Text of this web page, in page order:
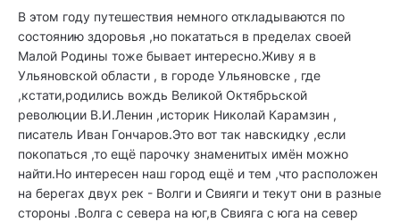
В этом году путешествия немного откладываются по
состоянию здоровья ,но покататься в пределах своей
Малой Родины тоже бывает интересно.Живу я в
Ульяновской области , в городе Ульяновске , где
,кстати,родились вождь Великой Октябрьской
революции В.И.Ленин ,историк Николай Карамзин ,
писатель Иван Гончаров.Это вот так навскидку ,если
покопаться ,то ещё парочку знаменитых имён можно
найти.Но интересен наш город ещё и тем ,что расположен
на берегах двух рек - Волги и Свияги и текут они в разные
стороны .Волга с севера на юг,в Свияга с юга на север